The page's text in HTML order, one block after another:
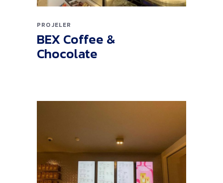
PROJELER
BEX Coffee &
Chocolate